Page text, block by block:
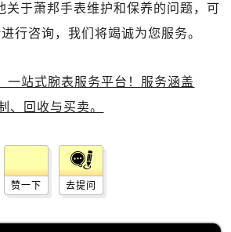
关于萧邦手表维护和保养的问题，可
行咨询，我们将竭诚为您服务。
赞一下 去提问